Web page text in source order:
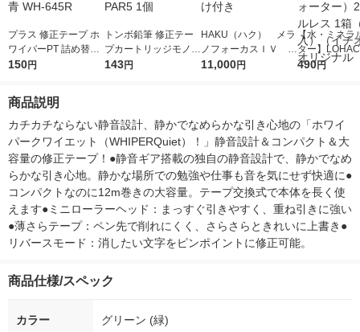
プラス 修正テープ ホ
ワイパーPT 詰め替え
テープ 幅5mm×6m ブ
150円
トンボ鉛筆 修正テー
プカートリッジモノエ
アーペン型 5mm×6M
143円
HAKU（ハク） メラ
ノフォーカスＩＶ 4
5ｇ 資生堂 おまけ
11,000円
【水・ミネラ
ター】
r（ロハコウ
490円
商品説明
カチカチならない静音設計、静かでなめらかな引き心地の「ホワイ
パークワイエット（WHIPERQuiet）！」静音設計＆コンパクト＆大
容量の修正テープ！●静音ギア搭載の独自の静音設計で、静かでなめ
らかな引き心地。静かな場所での勉強や仕事も音を気にせず快適に●
コンパクトなのに12m巻きの大容量。テープ交換式で本体を長く使
えます●ミニローラーヘッド：まっすぐ引きやすく、重ね引きに強い
●薄さらテープ：ペン先で削れにくく、さらさらときれいに上書き●
リバースモード：消したい文字をピンポイントに修正可能。
商品仕様/スペック
カラー グリーン (緑)